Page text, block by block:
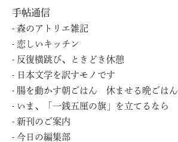
手帖通信
森のアトリエ雑記
恋しいキッチン
反復横跳び、ときどき休憩
日本文学を訳すモノです
腸を動かす朝ごはん 休ませる晩ごはん
いま、「一銭五厘の旗」を立てるなら
新刊のご案内
今日の編集部